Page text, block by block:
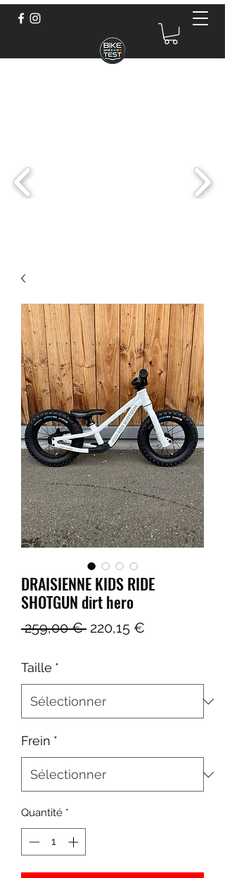
DRAISIENNE KIDS RIDE
SHOTGUN dirt hero
259,00 € Prix
220,15 €
Taille *
Frein *
Quantité *